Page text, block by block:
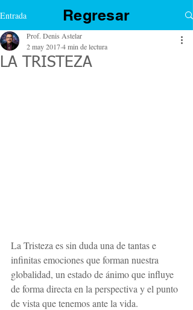
Entrada
LA TRISTEZA
Prof. Denis Astelar
2 may 20174 min de lectura
La Tristeza es sin duda una de tantas e
infinitas emociones que forman nuestra
globalidad, un estado de ánimo que influye
de forma directa en la perspectiva y el punto
de vista que tenemos ante la vida.
Regresar